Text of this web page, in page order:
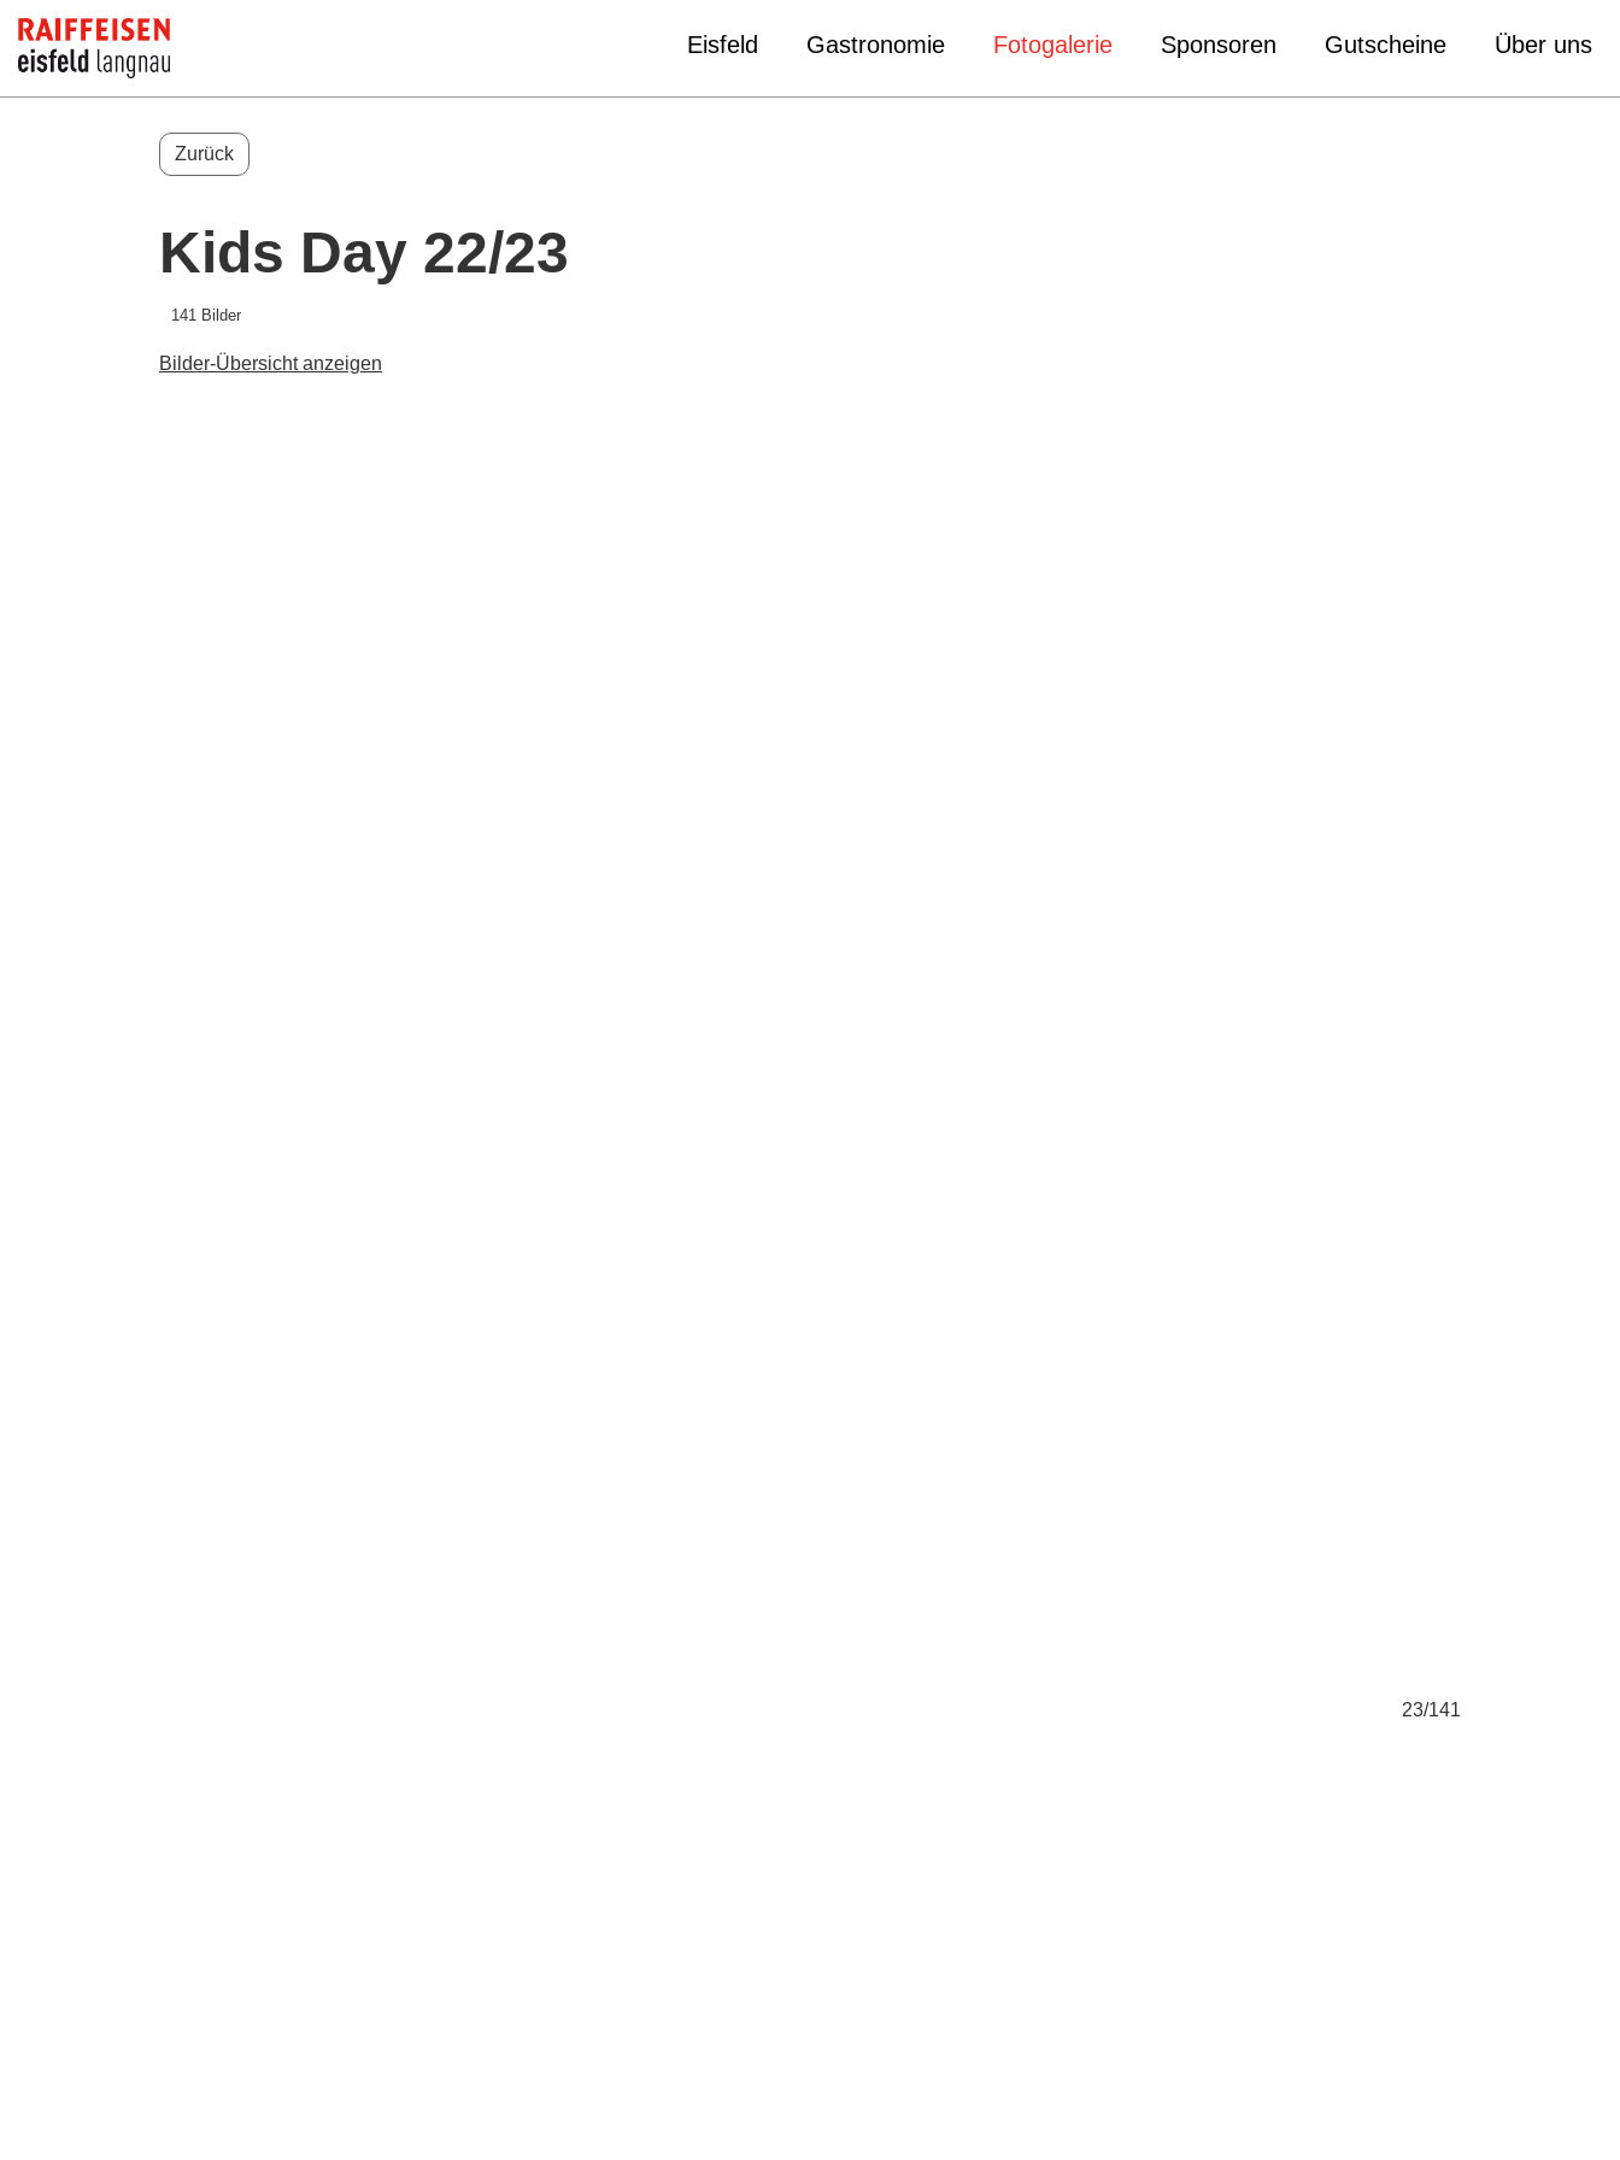
Eisfeld Gastronomie Fotogalerie Sponsoren Gutscheine Über uns
Zurück
Kids Day 22/23
141 Bilder
Bilder-Übersicht anzeigen
23/141